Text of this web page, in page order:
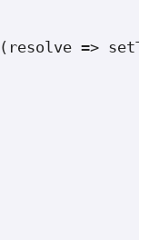
( resolve =>